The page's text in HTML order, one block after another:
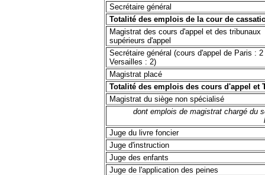
Secrétaire général
Totalité des emplois de la cour de
Magistrat des cours d'appel et des tribunaux
supérieurs d'appel
Secrétaire général (cours d'appel de Paris :
Versailles : 2)
Magistrat placé
Totalité des emplois des cours d'appel et
Magistrat du siège non spécialisé
dont emplois de magistrat chargé du
Juge du livre foncier
Juge d'instruction
Juge des enfants
Juge de l'application des peines